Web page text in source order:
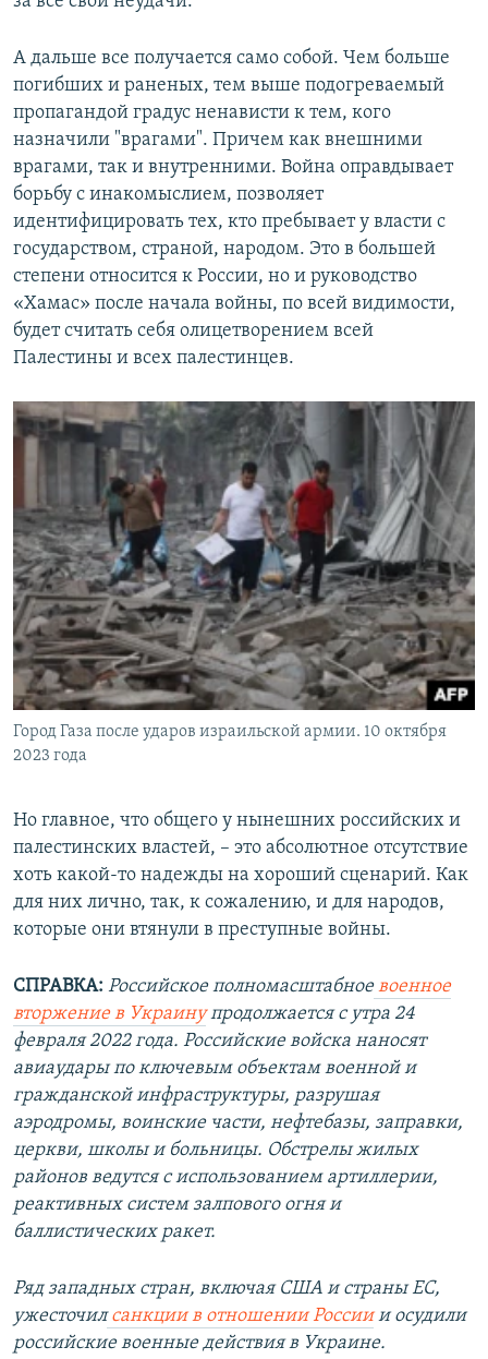
А дальше все получается само собой. Чем больше
погибших и раненых, тем выше подогреваемый
пропагандой градус ненависти к тем, кого
назначили "врагами". Причем как внешними
врагами, так и внутренними. Война оправдывает
борьбу с инакомыслием, позволяет
идентифицировать тех, кто пребывает у власти с
государством, страной, народом. Это в большей
степени относится к России, но и руководство
«Хамас» после начала войны, по всей видимости,
будет считать себя олицетворением всей
Палестины и всех палестинцев.
Город Газа после ударов израильской армии. 10 октября
2023 года
Но главное, что общего у нынешних российских и
палестинских властей, – это абсолютное отсутствие
хоть какой-то надежды на хороший сценарий. Как
для них лично, так, к сожалению, и для народов,
которые они втянули в преступные войны.
СПРАВКА: Российское полномасштабноевоенное
вторжение в Украинупродолжается с утра 24
февраля 2022 года. Российские войска наносят
авиаудары по ключевым объектам военной и
гражданской инфраструктуры, разрушая
аэродромы, воинские части, нефтебазы, заправки,
церкви, школы и больницы. Обстрелы жилых
районов ведутся с использованием артиллерии,
реактивных систем залпового огня и
баллистических ракет.
Ряд западных стран, включая США и страны ЕС,
ужесточилсанкции в отношении Россиии осудили
российские военные действия в Украине.